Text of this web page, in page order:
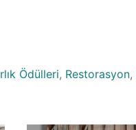
Ödülleri, Restorasyon,